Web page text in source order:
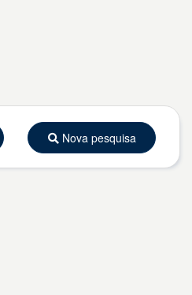
Nova pesquisa